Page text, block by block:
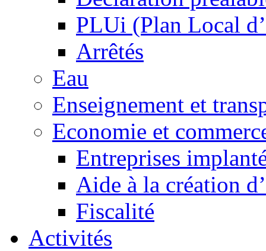
PLUi (Plan Local
Arrêtés
Eau
Enseignement et
Economie et
Entreprises
Aide à la création
Fiscalité
Activités